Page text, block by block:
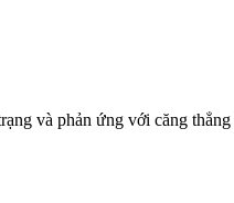
và phản ứng với căng